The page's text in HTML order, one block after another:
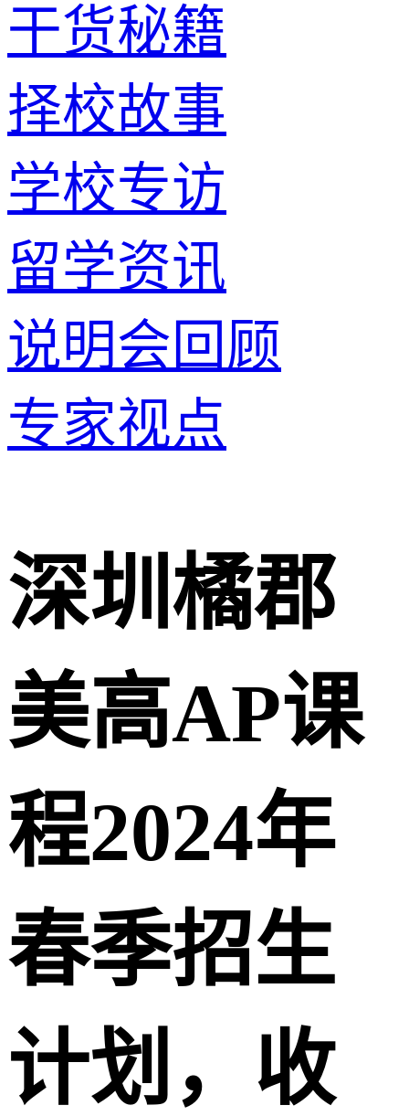
干货秘籍
择校故事
学校专访
留学资讯
说明会回顾
专家视点
深圳橘郡
美高AP课
程2024年
春季招生
计划，收